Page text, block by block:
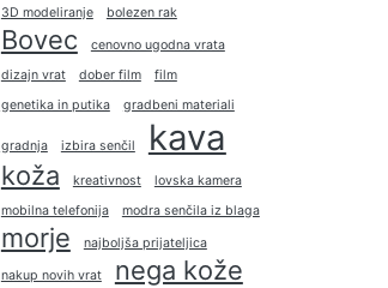
3D modeliranje bolezen rak
Bovec
cenovno ugodna vrata
dizajn vrat
dober film
film
genetika in putika
gradbeni materiali
gradnja izbira senčil kava
koža kreativnost
lovska kamera
mobilna telefonija
modra senčila iz blaga
morje najboljša prijateljica
nakup novih vrat nega kože